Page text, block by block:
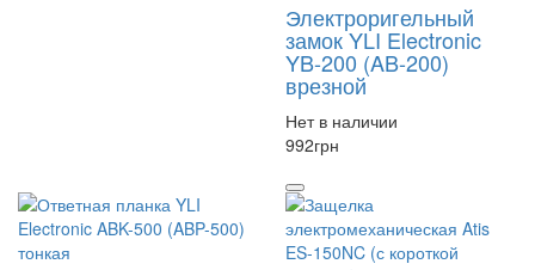
Электроригельный
замок YLI Electronic
YB-200 (AB-200)
врезной
Нет в наличии
992грн